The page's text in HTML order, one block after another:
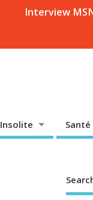
Interview
Insolite Santé